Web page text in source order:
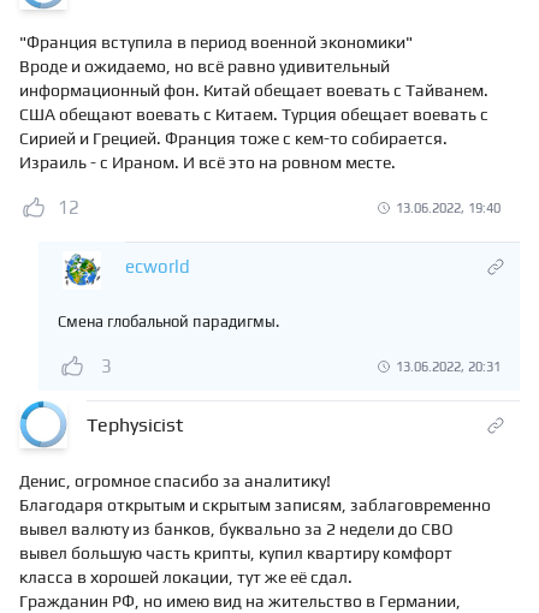
"Франция вступила в период военной экономики"
Вроде и ожидаемо, но всё равно удивительный
информационный фон. Китай обещает воевать с Тайванем.
США обещают воевать с Китаем. Турция обещает воевать с
Сирией и Грецией. Франция тоже с кем-то собирается.
Израиль - с Ираном. И всё это на ровном месте.
12 13.06.2022, 19:40
ecworld
Смена глобальной парадигмы.
3 13.06.2022, 20:31
Tephysicist
Денис, огромное спасибо за аналитику!
Благодаря открытым и скрытым записям, заблаговременно
вывел валюту из банков, буквально за 2 недели до СВО
вывел большую часть крипты, купил квартиру комфорт
класса в хорошей локации, тут же её сдал.
Гражданин РФ, но имею вид на жительство в Германии,